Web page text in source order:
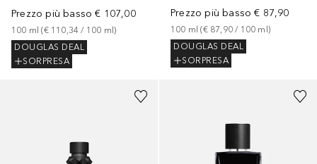
Prezzo più basso € 107,00
100 ml (€ 110,34 / 100 ml)
DOUGLAS DEAL
SORPRESA
Prezzo più basso € 87,90
100 ml (€ 87,90 / 100 ml )
DOUGLAS DEAL
SORPRESA